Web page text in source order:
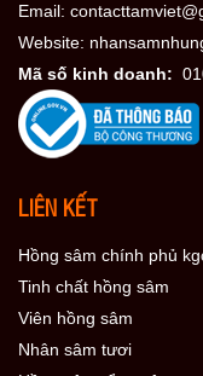
Email:
Website:
Mã số kinh doanh:
LIÊN KẾT
Hồng sâm chính phủ
Tinh chất hồng sâm
Viên hồng sâm
Nhân sâm tươi